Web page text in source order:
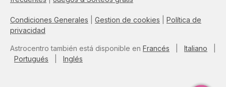
Condiciones Generales Gestion de cookies
Política de
privacidad
Astrocentro también está disponible en Francés Italiano
Portugués
Inglés